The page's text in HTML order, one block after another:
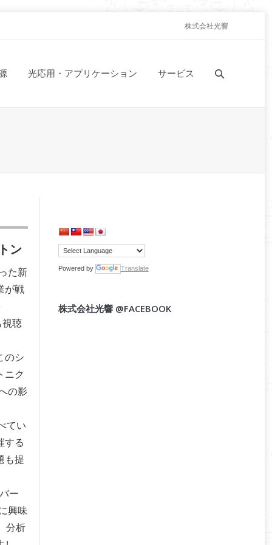
株式会社光響
光応用・アプリケーション サービス
ン
た新
が戦
視聴
のシ
ニク
の影
てい
する
も提
ー
興味
分析
Powered by Translate
株式会社光響 @FACEBOOK